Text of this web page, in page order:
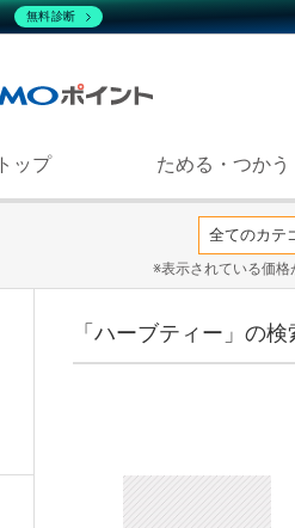
トップ ためる・つかう
※表示されている価格
「ハーブティー」の
無料診断